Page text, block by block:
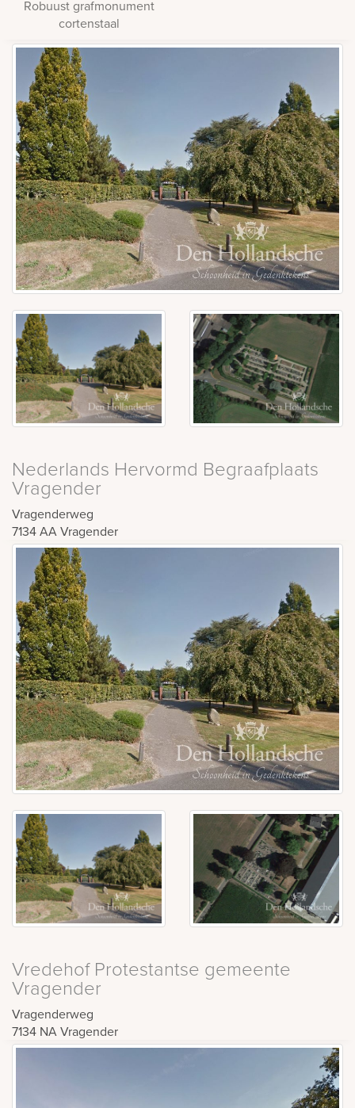
Robuust grafmonument
cortenstaal
Nederlands Hervormd Begraafplaats
Vragender
Vragenderweg
7134 AAVragender
Vredehof Protestantse gemeente
Vragender
Vragenderweg
7134 NAVragender